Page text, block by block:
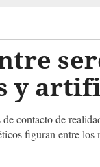
y
contacto de
figuran entre los